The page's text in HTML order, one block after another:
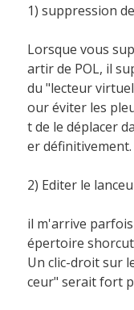
1) suppression
Lorsque vous
artir de POL, il
du "lecteur
our éviter les
t de le déplacer
er définitivement.
2) Editer le
il m'arrive
épertoire
Un clic-droit sur
ceur" serait fort